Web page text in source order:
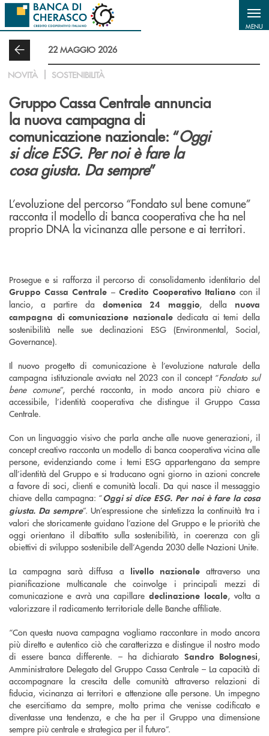
Salta al contenuto principale
MENU
22 MAGGIO 2026
NOVITÀ SOSTENIBILITÀ
Gruppo Cassa Centrale annuncia
la nuova campagna di
comunicazione nazionale: “Oggi
si dice ESG. Per noi è fare la
cosa giusta. Da sempre”
L’evoluzione del percorso “Fondato sul bene comune”
racconta il modello di banca cooperativa che ha nel
proprio DNA la vicinanza alle persone e ai territori.
Prosegue e si rafforza il percorso di consolidamento identitario del
Gruppo Cassa Centrale – Credito Cooperativo Italiano con il
lancio, a partire da domenica 24 maggio, della nuova
campagna di comunicazione nazionale dedicata ai temi della
sostenibilità nelle sue declinazioni ESG (Environmental, Social,
Governance).
Il nuovo progetto di comunicazione è l’evoluzione naturale della
campagna istituzionale avviata nel 2023 con il concept “Fondato sul
bene comune”, perché racconta, in modo ancora più chiaro e
accessibile, l’identità cooperativa che distingue il Gruppo Cassa
Centrale.
Con un linguaggio visivo che parla anche alle nuove generazioni, il
concept creativo racconta un modello di banca cooperativa vicina alle
persone, evidenziando come i temi ESG appartengano da sempre
all’identità del Gruppo e si traducano ogni giorno in azioni concrete
a favore di soci, clienti e comunità locali. Da qui nasce il messaggio
chiave della campagna: “Oggi si dice ESG. Per noi è fare la cosa
giusta. Da sempre”. Un’espressione che sintetizza la continuità tra i
valori che storicamente guidano l’azione del Gruppo e le priorità che
oggi orientano il dibattito sulla sostenibilità, in coerenza con gli
obiettivi di sviluppo sostenibile dell’Agenda 2030 delle Nazioni Unite.
La campagna sarà diffusa a livello nazionaleattraverso una
pianificazione multicanale che coinvolge i principali mezzi di
comunicazione e avrà una capillare declinazione locale, volta a
valorizzare il radicamento territoriale delle Banche affiliate.
“Con questa nuova campagna vogliamo raccontare in modo ancora
più diretto e autentico ciò che caratterizza e distingue il nostro modo
di essere banca differente. – ha dichiarato Sandro Bolognesi,
Amministratore Delegato del Gruppo Cassa Centrale – La capacità di
accompagnare la crescita delle comunità attraverso relazioni di
fiducia, vicinanza ai territori e attenzione alle persone. Un impegno
che esercitiamo da sempre, molto prima che venisse codificato e
diventasse una tendenza, e che ha per il Gruppo una dimensione
sempre più centrale e strategica per il futuro”.